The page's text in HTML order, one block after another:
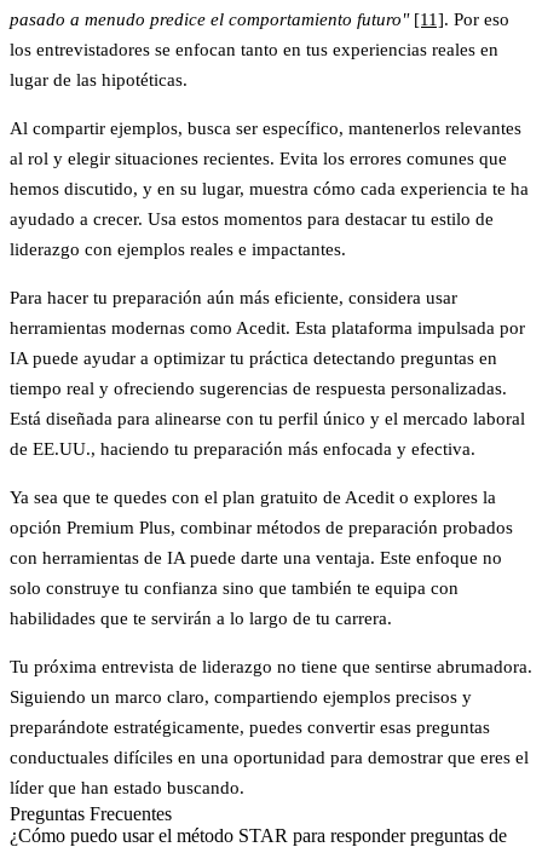
pasado a menudo predice el comportamiento futuro" [11]. Por eso
los entrevistadores se enfocan tanto en tus experiencias reales en
lugar de las hipotéticas.
Al compartir ejemplos, busca ser específico, mantenerlos relevantes
al rol y elegir situaciones recientes. Evita los errores comunes que
hemos discutido, y en su lugar, muestra cómo cada experiencia te ha
ayudado a crecer. Usa estos momentos para destacar tu estilo de
liderazgo con ejemplos reales e impactantes.
Para hacer tu preparación aún más eficiente, considera usar
herramientas modernas como Acedit. Esta plataforma impulsada por
IA puede ayudar a optimizar tu práctica detectando preguntas en
tiempo real y ofreciendo sugerencias de respuesta personalizadas.
Está diseñada para alinearse con tu perfil único y el mercado laboral
de EE.UU., haciendo tu preparación más enfocada y efectiva.
Ya sea que te quedes con el plan gratuito de Acedit o explores la
opción Premium Plus, combinar métodos de preparación probados
con herramientas de IA puede darte una ventaja. Este enfoque no
solo construye tu confianza sino que también te equipa con
habilidades que te servirán a lo largo de tu carrera.
Tu próxima entrevista de liderazgo no tiene que sentirse abrumadora.
Siguiendo un marco claro, compartiendo ejemplos precisos y
preparándote estratégicamente, puedes convertir esas preguntas
conductuales difíciles en una oportunidad para demostrar que eres el
líder que han estado buscando.
Preguntas Frecuentes
¿Cómo puedo usar el método STAR para responder preguntas de